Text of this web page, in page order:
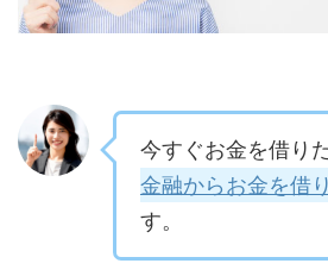
今すぐお金を借り
金融からお金を借
す。